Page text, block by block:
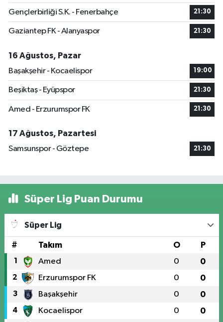
Gençlerbirliği S.K. - Fenerbahçe 21:30
Gaziantep FK - Alanyaspor 21:30
16 Ağustos, Pazar
Başakşehir - Kocaelispor
19:00
Beşiktaş - Eyüpspor 21:30
Amed - Erzurumspor FK 21:30
17 Ağustos, Pazartesi
Samsunspor - Göztepe
21:30
Süper Lig Puan Durumu
Süper Lig
# Takım O P
1 Amed 0 0
2 Erzurumspor FK 0 0
3 Başakşehir 0 0
4 Kocaelispor 0 0